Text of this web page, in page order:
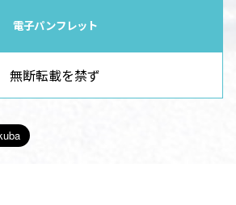
電子パンフレット
無断転載を禁ず